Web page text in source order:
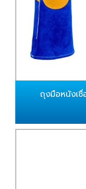
ถุงมือหนังเชื่